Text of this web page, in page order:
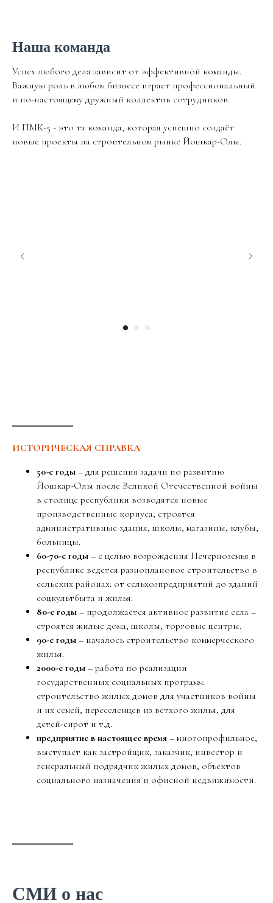
Наша команда
Успех любого дела зависит от эффективной команды.
Важную роль в любом бизнесе играет профессиональный
и по-настоящему дружный коллектив сотрудников.
И ПМК-5 - это та команда, которая успешно создаёт
новые проекты на строительном рынке Йошкар-Олы.
ИСТОРИЧЕСКАЯ СПРАВКА
50-е годы – для решения задачи по развитию
Йошкар-Олы после Великой Отечественной войны
в столице республики возводятся новые
производственные корпуса, строятся
административные здания, школы, магазины, клубы,
больницы.
60-70-е годы – с целью возрождения Нечерноземья в
республике ведется разноплановое строительство в
сельских районах: от сельхозпредприятий до зданий
соцкультбыта и жилья.
80-е годы – продолжается активное развитие села –
строятся жилые дома, школы, торговые центры.
90-е годы – началось строительство коммерческого
жилья.
2000-е годы – работа по реализации
государственных социальных программ:
строительство жилых домов для участников войны
и их семей, переселенцев из ветхого жилья, для
детей-сирот и т.д.
предприятие в настоящее время – многопрофильное,
выступает как застройщик, заказчик, инвестор и
генеральный подрядчик жилых домов, объектов
социального назначения и офисной недвижимости.
СМИ о нас